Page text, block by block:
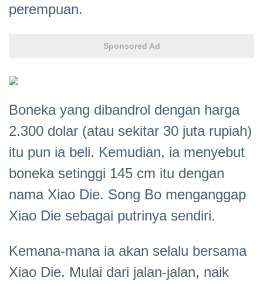
perempuan.
Sponsored Ad
Boneka yang dibandrol dengan harga
2.300 dolar (atau sekitar 30 juta rupiah)
itu pun ia beli. Kemudian, ia menyebut
boneka setinggi 145 cm itu dengan
nama Xiao Die. Song Bo menganggap
Xiao Die sebagai putrinya sendiri.
Kemana-mana ia akan selalu bersama
Xiao Die. Mulai dari jalan-jalan, naik